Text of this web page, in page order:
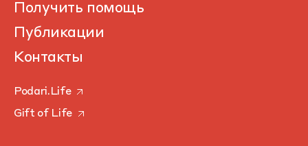
Получить помощь
Публикации
Контакты
Podari.Life
Gift of Life